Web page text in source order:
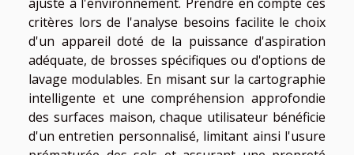
critères lors de l'analyse besoins facilite le choix
d'un appareil doté de la puissance d'aspiration
adéquate, de brosses spécifiques ou d'options de
lavage modulables. En misant sur la cartographie
intelligente et une compréhension approfondie
des surfaces maison, chaque utilisateur bénéficie
d'un entretien personnalisé, limitant ainsi l'usure